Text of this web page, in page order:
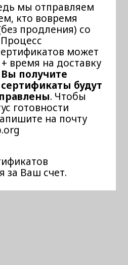
мы отправляем
кто вовремя
продления) со
может
время на доставку
Вы получите
будут
. Чтобы
готовности
на почту
за Ваш счет.